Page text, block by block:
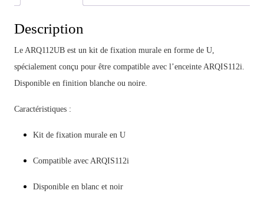
Description
Le ARQ112UB est un kit de fixation murale en forme de U,
spécialement conçu pour être compatible avec l’enceinte ARQIS112i.
Disponible en finition blanche ou noire.
Caractéristiques :
Kit de fixation murale en U
Compatible avec ARQIS112i
Disponible en blanc et noir